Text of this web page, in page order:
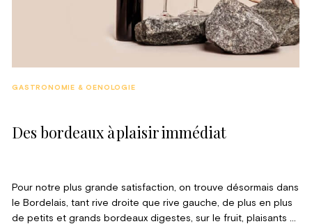
Des bordeaux à plaisir immédiat
GASTRONOMIE & OENOLOGIE
Pour notre plus grande satisfaction, on trouve désormais dans
le Bordelais, tant rive droite que rive gauche, de plus en plus
de petits et grands bordeaux digestes, sur le fruit, plaisants à